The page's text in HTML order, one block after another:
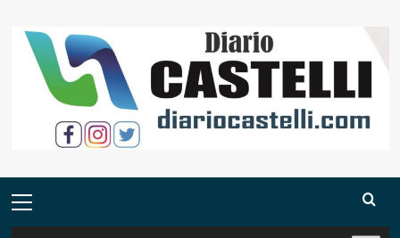
contenido
Menú